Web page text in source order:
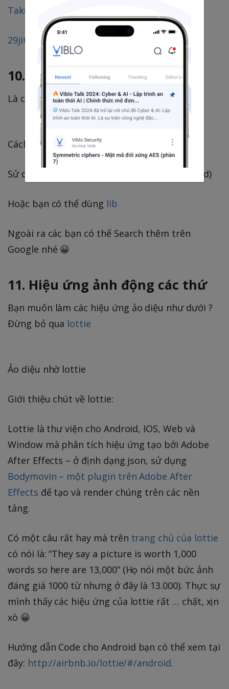
Taku Semba
29jitender
10. Tooltip
Là cái popup màu xanh như hình dưới
Cách làm
Sử dụng: Popupwindow (có sẵn trong Android)
Hoặc bạn có thể dùng lib
Ngoài ra các bạn có thể Search thêm trên
Google nhé 😀
11. Hiệu ứng ảnh động các thứ
Bạn muốn làm các hiệu ứng ảo diệu như dưới ?
Đừng bỏ qua lottie
Ảo diệu nhờ lottie
Giới thiệu chút về lottie:
Lottie là thư viện cho Android, IOS, Web và
Window mà phân tích hiệu ứng tạo bởi Adobe
After Effects – ở định dạng json, sử dụng
Bodymovin – một plugin trên Adobe After
Effects để tạo và render chúng trên các nền
tảng.
Có một câu rất hay mà trên trang chủ của lottie
có nói là: “They say a picture is worth 1,000
words so here are 13,000” (Họ nói một bức ảnh
đáng giá 1000 từ nhưng ở đây là 13.000). Thực sự
mình thấy các hiệu ứng của lottie rất … chất, xịn
xò 😀
Hướng dẫn Code cho Android bạn có thể xem tại
đây: http://airbnb.io/lottie/#/android.